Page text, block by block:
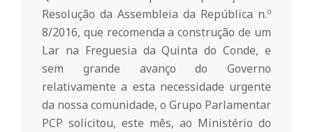
Resolução da Assembleia da República n.º
8/2016, que recomenda a construção de um
Lar na Freguesia da Quinta do Conde, e
sem grande avanço do Governo
relativamente a esta necessidade urgente
da nossa comunidade, o Grupo Parlamentar
PCP solicitou, este mês, ao Ministério do